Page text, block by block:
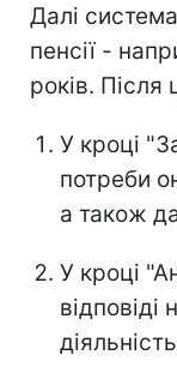
Далі
пенсії -
років. Після
У кроці
потреби
а також
У кроці